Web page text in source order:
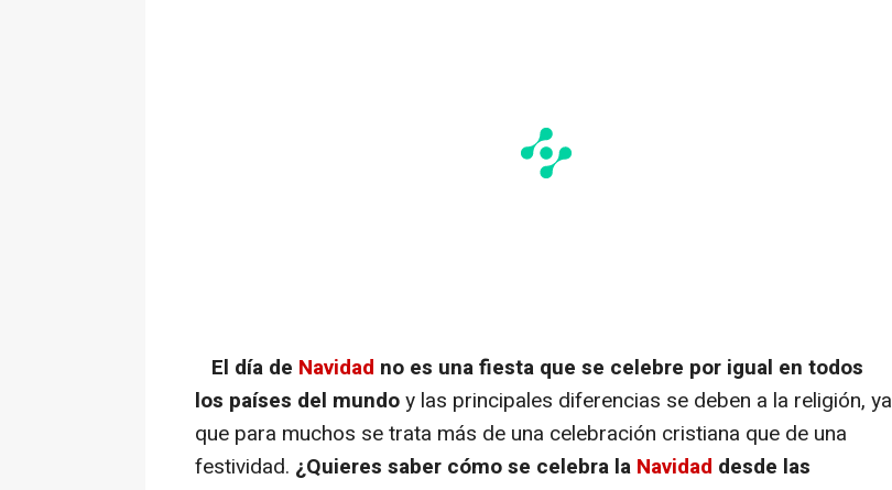
El día de Navidad no es una fiesta que se celebre por igual en todos
los países del mundoy las principales diferencias se deben a la religión, ya
que para muchos se trata más de una celebración cristiana que de una
festividad. ¿Quieres saber cómo se celebra la Navidad desde las